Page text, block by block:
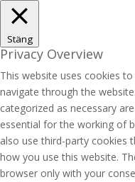
Stäng
Privacy Overview
This website uses cookies
navigate through the
categorized as necessary
essential for the working of
also use third-party cookies
how you use this website.
browser only with your